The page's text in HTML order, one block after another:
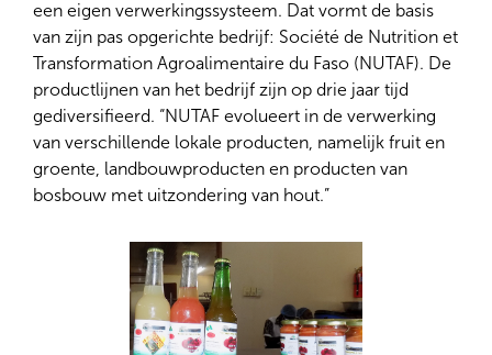
een eigen verwerkingssysteem. Dat vormt de basis
van zijn pas opgerichte bedrijf: Société de Nutrition et
Transformation Agroalimentaire du Faso (NUTAF). De
productlijnen van het bedrijf zijn op drie jaar tijd
gediversifieerd. “NUTAF evolueert in de verwerking
van verschillende lokale producten, namelijk fruit en
groente, landbouwproducten en producten van
bosbouw met uitzondering van hout.”